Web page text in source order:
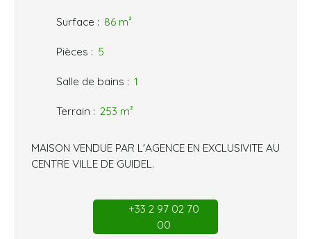
Surface : 86 m²
Pièces : 5
Salle de bains : 1
Terrain : 253 m²
MAISON VENDUE PAR L'AGENCE EN EXCLUSIVITE AU
CENTRE VILLE DE GUIDEL.
+33 2 97 02 70
00